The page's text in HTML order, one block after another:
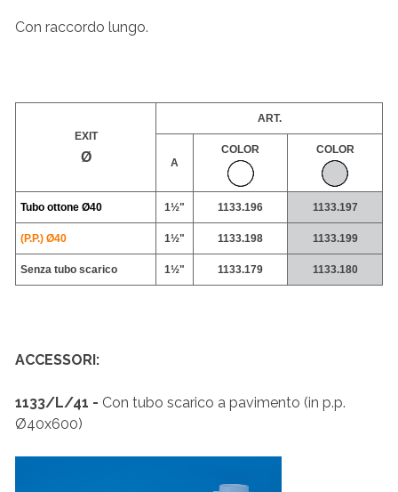
Con raccordo lungo.
EXIT
Ø
ART.
A
COLOR COLOR
Tubo ottone Ø40 1½" 1133.196 1133.197
(P.P.) Ø40 1½" 1133.198 1133.199
Senza tubo scarico 1½" 1133.179 1133.180
ACCESSORI:
1133/L/41 - Con tubo scarico a pavimento (in p.p.
Ø40x600)